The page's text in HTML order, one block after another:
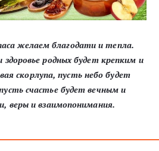
желаем благодати и тепла.
родных будет крепким и
скорлупа, пусть небо будет
счастье будет вечным и
веры и взаимопонимания.